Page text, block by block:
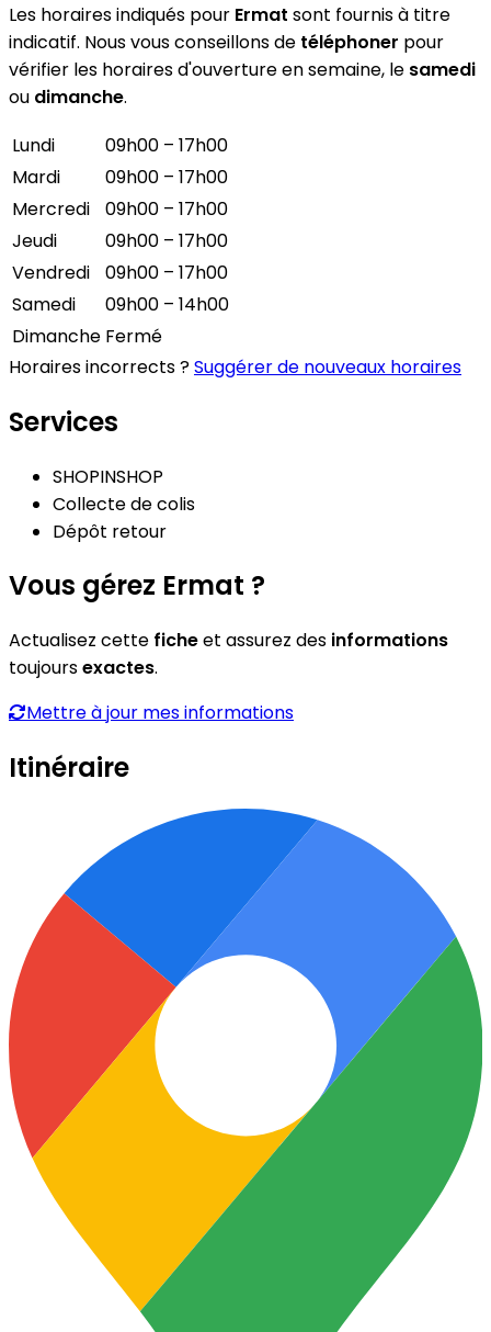
Les horaires indiqués pour Ermat sont fournis à titre
indicatif. Nous vous conseillons de téléphoner pour
vérifier les horaires d'ouverture en semaine, le samedi
ou dimanche.
Lundi
09h00 – 17h00
Mardi
09h00 – 17h00
Mercredi
09h00 – 17h00
Jeudi
09h00 – 17h00
Vendredi
09h00 – 17h00
Samedi
09h00 – 14h00
Dimanche Fermé
Horaires incorrects ?Suggérer de nouveaux horaires
Services
SHOPINSHOP
Collecte de colis
Dépôt retour
Vous gérez Ermat ?
Actualisez cette ficheet assurez des informations
toujoursexactes.
Mettre à jour mes informations
Itinéraire